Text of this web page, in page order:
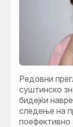
Редовни
суштинско
бидејќи
следење на
поефективно